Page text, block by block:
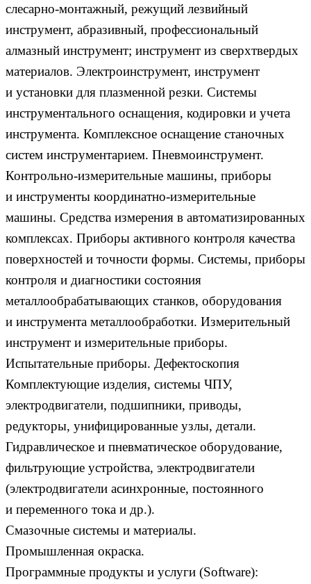
слесарно-монтажный, режущий лезвийный
инструмент, абразивный, профессиональный
алмазный инструмент; инструмент из сверхтвердых
материалов. Электроинструмент, инструмент
и установки для плазменной резки. Системы
инструментального оснащения, кодировки и учета
инструмента. Комплексное оснащение станочных
систем инструментарием. Пневмоинструмент.
Контрольно-измерительные машины, приборы
и инструменты координатно-измерительные
машины. Средства измерения в автоматизированных
комплексах. Приборы активного контроля качества
поверхностей и точности формы. Системы, приборы
контроля и диагностики состояния
металлообрабатывающих станков, оборудования
и инструмента металлообработки. Измерительный
инструмент и измерительные приборы.
Испытательные приборы. Дефектоскопия
Комплектующие изделия, системы ЧПУ,
электродвигатели, подшипники, приводы,
редукторы, унифицированные узлы, детали.
Гидравлическое и пневматическое оборудование,
фильтрующие устройства, электродвигатели
(электродвигатели асинхронные, постоянного
и переменного тока и др.).
Смазочные системы и материалы.
Промышленная окраска.
Программные продукты и услуги (Software):